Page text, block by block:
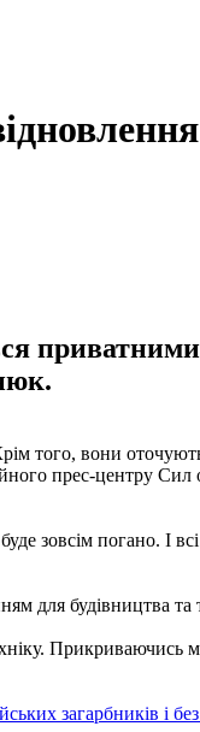
того, вони
прес-центру Сил
зовсім погано. І
для будівництва
загарбників і